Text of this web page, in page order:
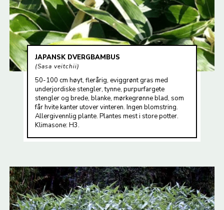
JAPANSK DVERGBAMBUS
Sasa veitchii
50-100 cm høyt, flerårig, eviggrønt gras med
underjordiske stengler, tynne, purpurfargete
stengler og brede, blanke, mørkegrønne blad, som
får hvite kanter utover vinteren. Ingen blomstring.
Allergivennlig plante. Plantes mest i store potter.
Klimasone: H3.